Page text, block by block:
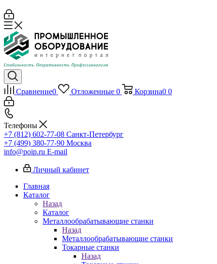
Сравнение0 Отложенные 0 Корзина0 0
Телефоны
+7 (812) 602-77-08 Санкт-Петербург
+7 (499) 380-77-90 Москва
info@poip.ru E-mail
Личный кабинет
Главная
Каталог
Назад
Каталог
Металлообрабатывающие станки
Назад
Металлообрабатывающие станки
Токарные станки
Назад